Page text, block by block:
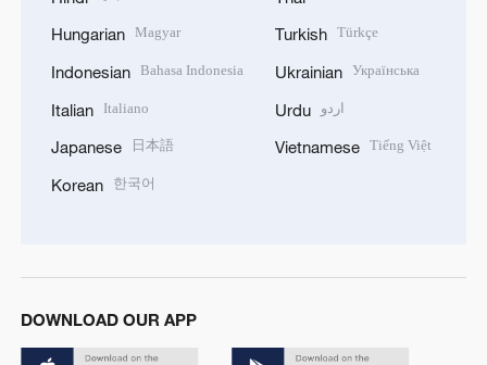
Hungarian Magyar
Indonesian Bahasa Indonesia
Italian Italiano
Japanese 日本語
Korean 한국어
Turkish Türkçe
Ukrainian Українська
Urdu اردو
Vietnamese Tiếng Việt
DOWNLOAD OUR APP